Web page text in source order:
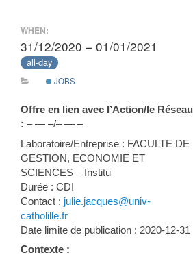
WHEN:
31/12/2020 – 01/01/2021
all-day
JOBS
Offre en lien avec l’Action/le Réseau
: – — –/– — –
Laboratoire/Entreprise : FACULTE DE
GESTION, ECONOMIE ET
SCIENCES – Institu
Durée : CDI
Contact : julie.jacques@univ-
catholille.fr
Date limite de publication : 2020-12-31
Contexte :